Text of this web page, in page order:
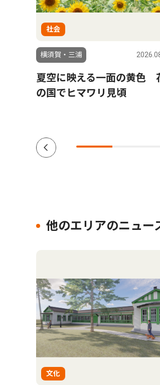
社会
横須賀・三浦
夏空に映える一面の黄色
の国でヒマワリ見頃
他のエリアのニュー
文化